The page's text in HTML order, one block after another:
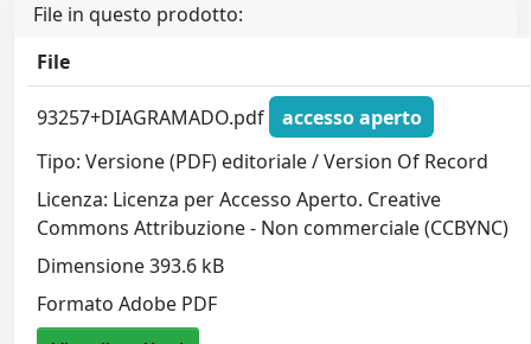
File in questo prodotto:
File
93257+DIAGRAMADO.pdf
accesso aperto
Tipo: Versione (PDF) editoriale / Version Of Record
Licenza: Licenza per Accesso Aperto. Creative
Commons Attribuzione - Non commerciale (CCBYNC)
Dimensione 393.6 kB
Formato Adobe PDF